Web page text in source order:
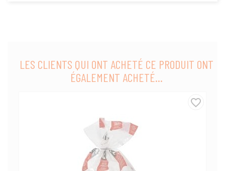
LES CLIENTS QUI ONT ACHETÉ CE PRODUIT ONT
ÉGALEMENT ACHETÉ...
favorite_border